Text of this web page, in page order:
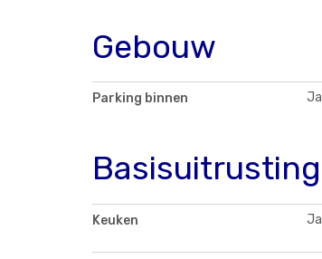
Gebouw
Parking binnen Ja
Basisuitrusting
Keuken Ja